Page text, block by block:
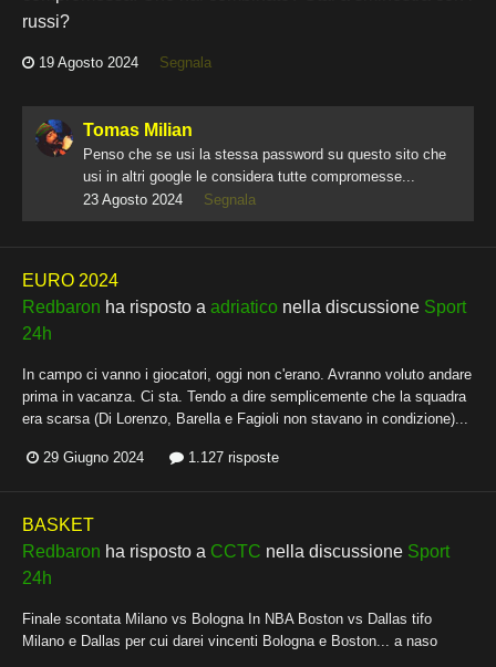
russi?
19 Agosto 2024 Segnala
Tomas Milian
Penso che se usi la stessa password su questo sito che
usi in altri google le considera tutte compromesse...
23 Agosto 2024
Segnala
EURO 2024
Redbaron ha risposto a adriatico nella discussione Sport
24h
In campo ci vanno i giocatori, oggi non c'erano. Avranno voluto andare
prima in vacanza. Ci sta. Tendo a dire semplicemente che la squadra
era scarsa (Di Lorenzo, Barella e Fagioli non stavano in condizione)...
29 Giugno 2024 1.127 risposte
BASKET
Redbaron ha risposto a CCTC nella discussione Sport
24h
Finale scontata Milano vs Bologna In NBA Boston vs Dallas tifo
Milano e Dallas per cui darei vincenti Bologna e Boston... a naso